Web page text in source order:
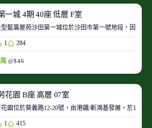
一城 4期 40座 低層 F室
藍籌屋苑沙田第一城位於沙田市第一號地段，因此
1 284
@$46
花園 B座 高層 07室
園位於葵義路12-20號，由港鐵/新鴻基發展，於
1 415